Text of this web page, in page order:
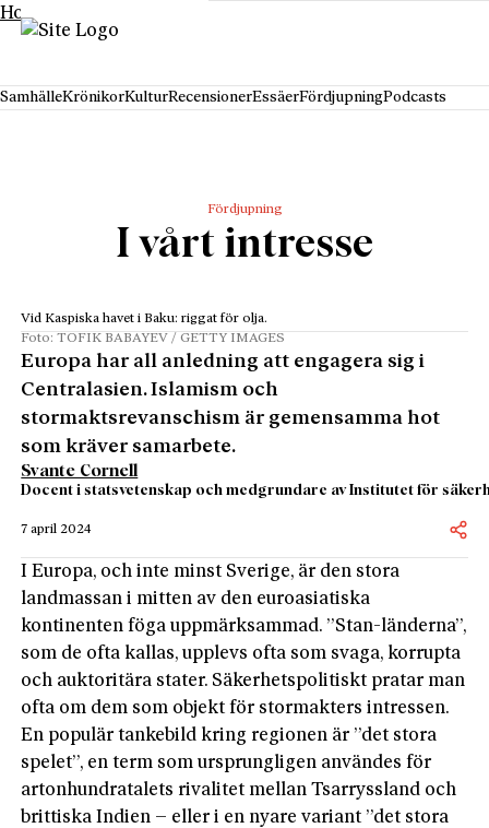
Hoppa till innehåll
SamhälleKrönikorKulturRecensionerEssäerFördjupningPodcasts
Fördjupning
I vårt intresse
Vid Kaspiska havet i Baku: riggat för olja.
Foto: TOFIK BABAYEV / GETTY IMAGES
Europa har all anledning att engagera sig i
Centralasien. Islamism och
stormaktsrevanschism är gemensamma hot
som kräver samarbete.
Svante Cornell
Docent i statsvetenskap och medgrundare av Institutet för
7 april 2024
I Europa, och inte minst Sverige, är den stora
landmassan i mitten av den euroasiatiska
kontinenten föga uppmärksammad. ”Stan-länderna”,
som de ofta kallas, upplevs ofta som svaga, korrupta
och auktoritära stater. Säkerhetspolitiskt pratar man
ofta om dem som objekt för stormakters intressen.
En populär tankebild kring regionen är ”det stora
spelet”, en term som ursprungligen användes för
artonhundratalets rivalitet mellan Tsarryssland och
brittiska Indien – eller i en nyare­ variant ”det stora